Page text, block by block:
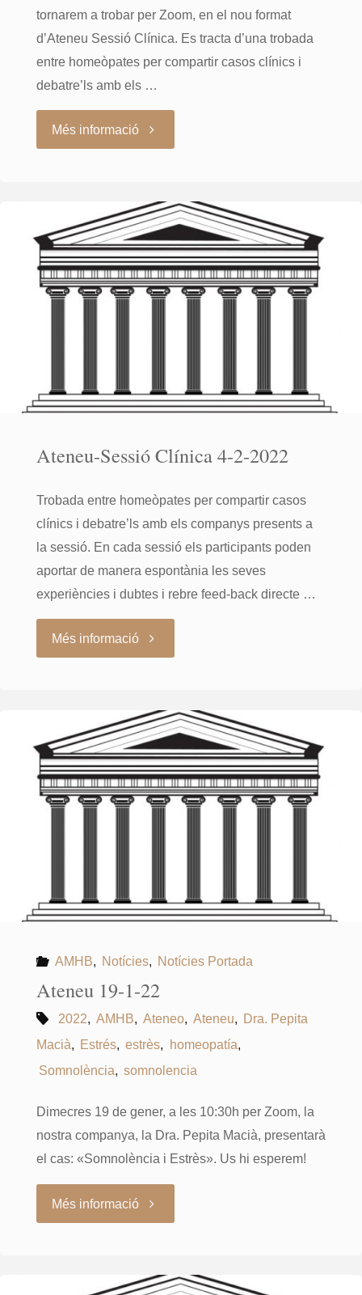
tornarem a trobar per Zoom, en el nou format
d’Ateneu Sessió Clínica. Es tracta d’una trobada
entre homeòpates per compartir casos clínics i
debatre’ls amb els …
Més informació"Ateneu-
4-
2-
22"
Ateneu-Sessió Clínica 4-2-2022
Trobada entre homeòpates per compartir casos
clínics i debatre’ls amb els companys presents a
la sessió. En cada sessió els participants poden
aportar de manera espontània les seves
experiències i dubtes i rebre feed-back directe …
Més informació"Ateneu-
Clínica
4-
2-
AMHB, Notícies, Notícies Portada
Ateneu 19-1-22
2022, AMHB, Ateneo, Ateneu, Dra. Pepita
Macià, Estrés, estrès, homeopatía,
Somnolència, somnolencia
Dimecres 19 de gener, a les 10:30h per Zoom, la
nostra companya, la Dra. Pepita Macià, presentarà
el cas: «Somnolència i Estrès». Us hi esperem!
Més informació"Ateneu
1-